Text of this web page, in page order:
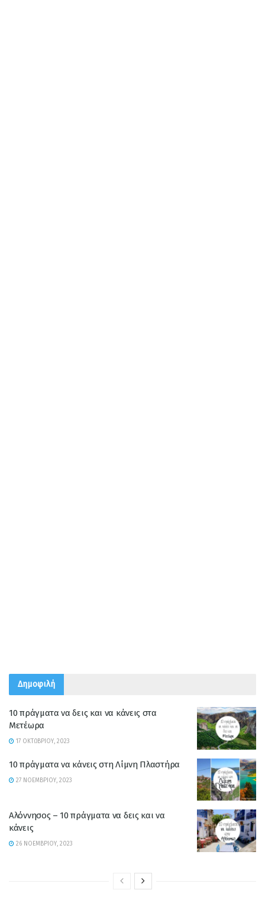
Δημοφιλή
10 πράγματα να δεις και να κάνεις στα
Μετέωρα
17 ΟΚΤΩΒΡΊΟΥ, 2023
10 πράγματα να κάνεις στη Λίμνη Πλαστήρα
27 ΝΟΕΜΒΡΊΟΥ, 2023
Αλόννησος – 10 πράγματα να δεις και να
κάνεις
26 ΝΟΕΜΒΡΊΟΥ, 2023